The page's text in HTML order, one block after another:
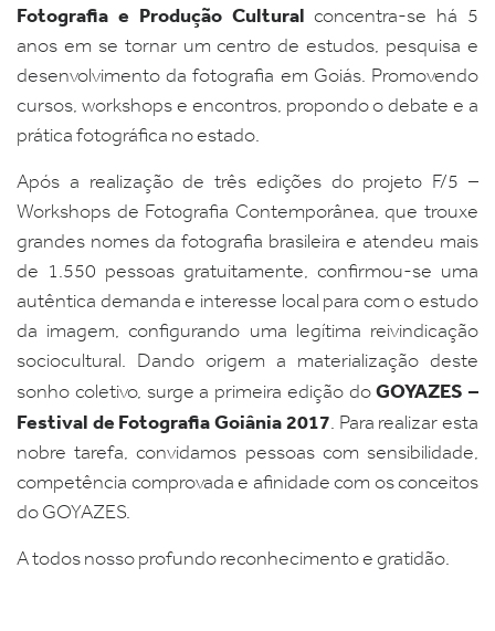
Fotografia e Produção Cultural concentra-se há 5
anos em se tornar um centro de estudos, pesquisa e
desenvolvimento da fotografia em Goiás. Promovendo
cursos, workshops e encontros, propondo o debate e a
prática fotográfica no estado.
Após a realização de três edições do projeto F/5 –
Workshops de Fotografia Contemporânea, que trouxe
grandes nomes da fotografia brasileira e atendeu mais
de 1.550 pessoas gratuitamente, confirmou-se uma
autêntica demanda e interesse local para com o estudo
da imagem, configurando uma legítima reivindicação
sociocultural. Dando origem a materialização deste
sonho coletivo, surge a primeira edição doGOYAZES –
Festival de Fotografia Goiânia 2017. Para realizar esta
nobre tarefa, convidamos pessoas com sensibilidade,
competência comprovada e afinidade com os conceitos
do GOYAZES.
A todos nosso profundo reconhecimento e gratidão.